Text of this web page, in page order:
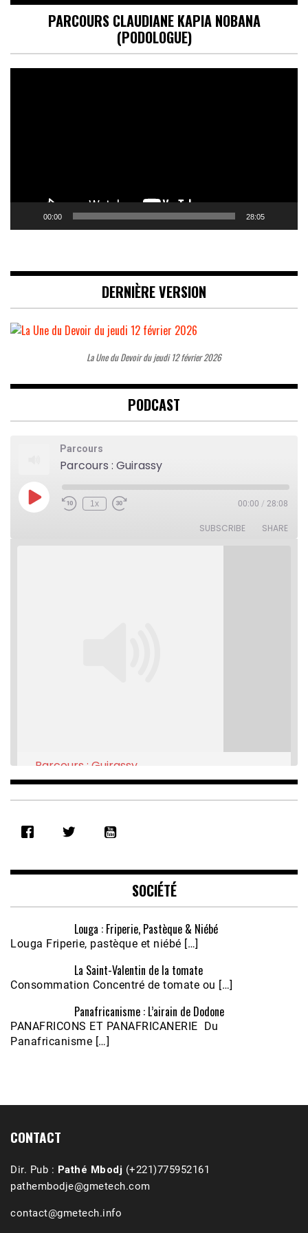
PARCOURS CLAUDIANE KAPIA NOBANA
(PODOLOGUE)
00:00 28:05
DERNIÈRE VERSION
La Une du Devoir du jeudi 12 février 2026
PODCAST
Parcours
Parcours : Guirassy
Play
Episode
Rewind
1x
Fast
00:00 / 28:08
SUBSCRIBE SHARE
RSS FEED
EMBED
Parcours : Guirassy
Feb 16, 2021 • 28:08
Écoutez le parcours de Claudiane Kapia
Nobana (Podologue)
Feb 24, 2021 • 28mn
SOCIÉTÉ
Louga : Friperie, Pastèque & Niébé
Louga Friperie, pastèque et niébé […]
La Saint-Valentin de la tomate
Consommation Concentré de tomate ou […]
Panafricanisme : L’airain de Dodone
PANAFRICONS ET PANAFRICANERIE Du
Panafricanisme […]
CONTACT
Dir. Pub : Pathé Mbodj (+221)775952161
pathembodje@gmetech.com
contact@gmetech.info